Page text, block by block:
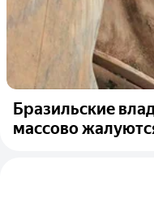
Бразильские
массово